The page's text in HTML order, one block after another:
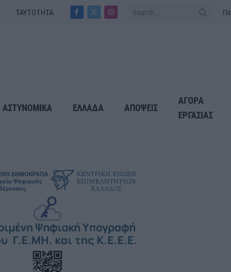
ΤΑΥΤΟΤΗΤΑ
Facebook
X
Instagram
ΑΣΤΥΝΟΜΙΚΑ ΕΛΛΑΔΑ ΑΠΟΨΕΙΣ
ΑΓΟΡΑ
ΕΡΓΑΣΙΑΣ